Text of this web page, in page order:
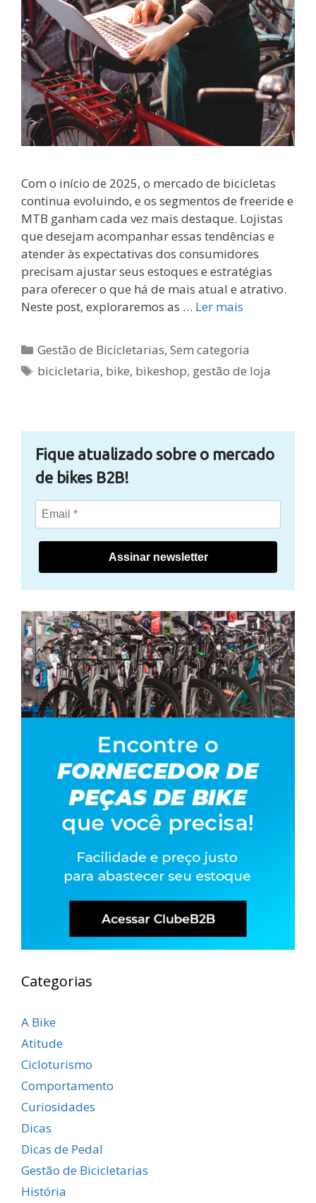
Com o início de 2025, o mercado de bicicletas
continua evoluindo, e os segmentos de freeride e
MTB ganham cada vez mais destaque. Lojistas
que desejam acompanhar essas tendências e
atender às expectativas dos consumidores
precisam ajustar seus estoques e estratégias
para oferecer o que há de mais atual e atrativo.
Neste post, exploraremos as … Ler mais
Categorias
Gestão de Bicicletarias,Sem categoria
Tags
bicicletaria, bike, bikeshop, gestão de loja
Fique atualizado sobre o mercado
de bikes B2B!
Assinar newsletter
Categorias
A Bike
Atitude
Cicloturismo
Comportamento
Curiosidades
Dicas
Dicas de Pedal
Gestão de Bicicletarias
História